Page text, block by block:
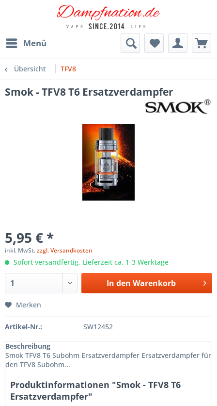
Menü
Übersicht TFV8
Smok - TFV8 T6 Ersatzverdampfer
5,95 € *
inkl. MwSt.zzgl. Versandkosten
Sofort versandfertig, Lieferzeit ca. 1-3 Werktage
In den Warenkorb
Merken
Artikel-Nr.: SW12452
Beschreibung
Smok TFV8 T6 Subohm Ersatzverdampfer Ersatzverdampfer für
den TFV8 Subohm...
Produktinformationen "Smok - TFV8 T6
Ersatzverdampfer"